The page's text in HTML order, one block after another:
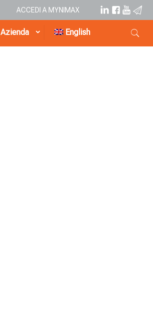
ACCEDI A MYNIMAX
Azienda English